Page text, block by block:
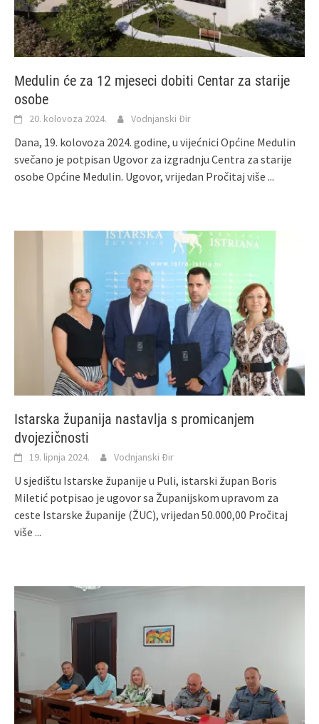
Medulin će za 12 mjeseci dobiti Centar za starije
osobe
20. kolovoza 2024. Vodnjanski Đir
Dana, 19. kolovoza 2024. godine, u vijećnici Općine Medulin
svečano je potpisan Ugovor za izgradnju Centra za starije
osobe Općine Medulin. Ugovor, vrijedan Pročitaj više ...
Istarska županija nastavlja s promicanjem
dvojezičnosti
19. lipnja 2024. Vodnjanski Đir
U sjedištu Istarske županije u Puli, istarski župan Boris
Miletić potpisao je ugovor sa Županijskom upravom za
ceste Istarske županije (ŽUC), vrijedan 50.000,00 Pročitaj
više ...